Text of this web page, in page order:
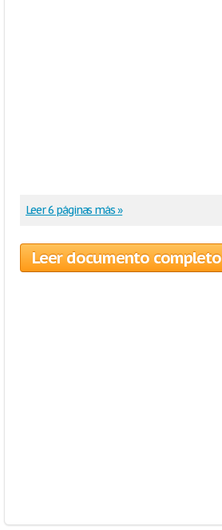
Leer 6 páginas más »
Leer documento completo